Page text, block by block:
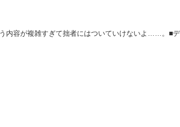
内容が複雑すぎて拙者にはついていけないよ……。■